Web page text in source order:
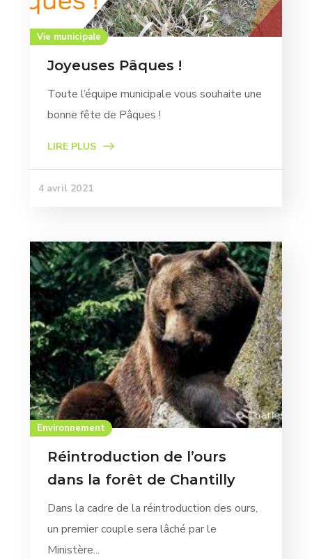
Vie municipale
Joyeuses Pâques !
Toute l’équipe municipale vous souhaite une
bonne fête de Pâques !
LIRE PLUS
4 avril 2021
Environnement
Réintroduction de l’ours
dans la forêt de Chantilly
Dans la cadre de la réintroduction des ours,
un premier couple sera lâché par le
Ministère...